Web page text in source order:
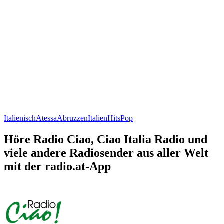
ItalienischAtessaAbruzzenItalienHitsPop
Höre Radio Ciao, Ciao Italia Radio und
viele andere Radiosender aus aller Welt
mit der radio.at-App